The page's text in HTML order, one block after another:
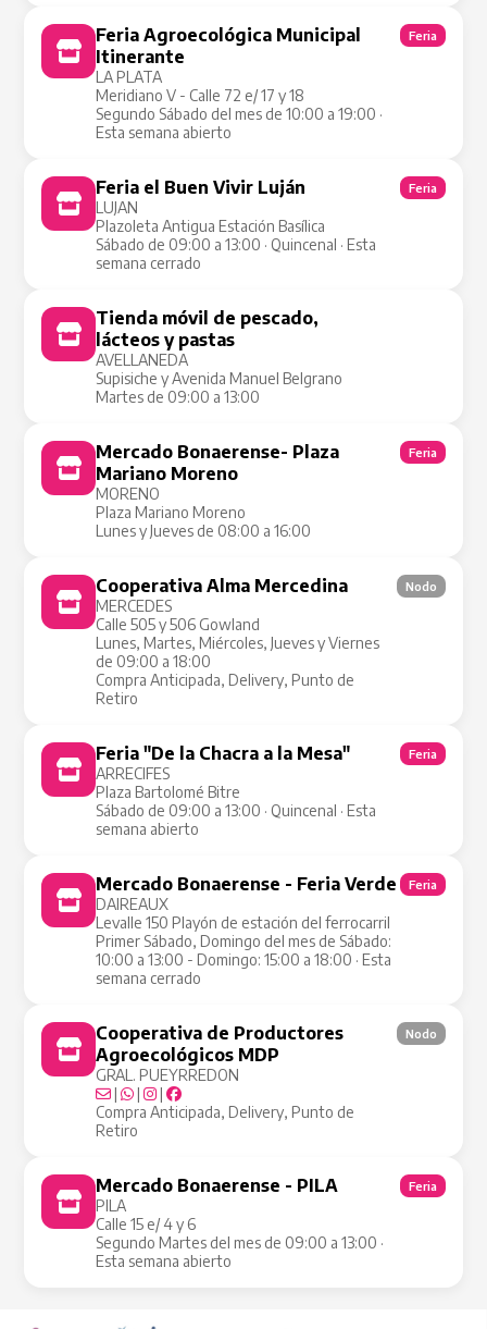
Feria Agroecológica Municipal
Itinerante
LA PLATA
Meridiano V - Calle 72 e/ 17 y 18
Segundo Sábado del mes de 10:00 a 19:00 ·
Esta semana abierto
Feria
Feria el Buen Vivir Luján
LUJAN
Plazoleta Antigua Estación Basílica
Sábado de 09:00 a 13:00 · Quincenal · Esta
semana cerrado
Feria
Tienda móvil de pescado,
lácteos y pastas
AVELLANEDA
Supisiche y Avenida Manuel Belgrano
Martes de 09:00 a 13:00
Mercado Bonaerense- Plaza
Mariano Moreno
MORENO
Plaza Mariano Moreno
Lunes y Jueves de 08:00 a 16:00
Feria
Cooperativa Alma Mercedina
MERCEDES
Calle 505 y 506 Gowland
Lunes, Martes, Miércoles, Jueves y Viernes
de 09:00 a 18:00
Compra Anticipada, Delivery, Punto de
Retiro
Nodo
Feria "De la Chacra a la Mesa"
ARRECIFES
Plaza Bartolomé Bitre
Sábado de 09:00 a 13:00 · Quincenal · Esta
semana abierto
Feria
Mercado Bonaerense - Feria Verde
DAIREAUX
Levalle 150 Playón de estación del ferrocarril
Primer Sábado, Domingo del mes de Sábado:
10:00 a 13:00 - Domingo: 15:00 a 18:00 · Esta
semana cerrado
Feria
Cooperativa de Productores
Agroecológicos MDP
GRAL. PUEYRREDON
|
|
|
Compra Anticipada, Delivery, Punto de
Retiro
Nodo
Mercado Bonaerense - PILA
PILA
Calle 15 e/ 4 y 6
Segundo Martes del mes de 09:00 a 13:00 ·
Esta semana abierto
Feria